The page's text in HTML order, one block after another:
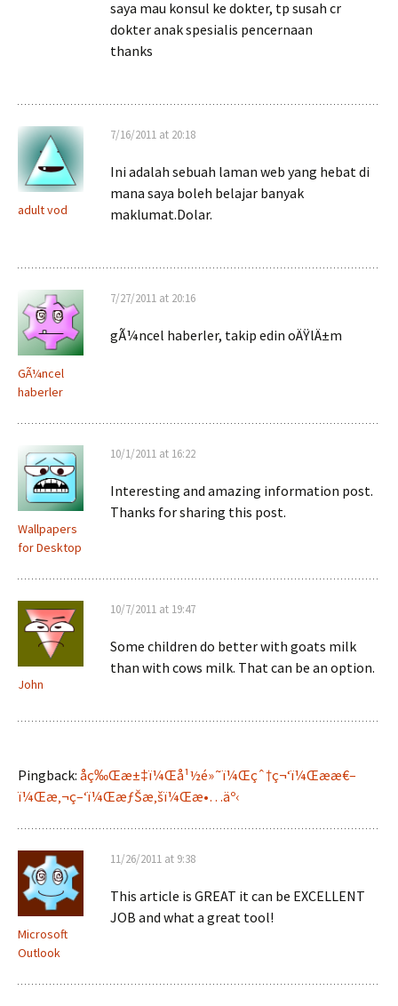
saya mau konsul ke dokter, tp susah cr
dokter anak spesialis pencernaan
thanks
adult vod
7/16/2011 at 20:18
Ini adalah sebuah laman web yang hebat di
mana saya boleh belajar banyak
maklumat.Dolar.
GÃ¼ncel
haberler
7/27/2011 at 20:16
gÃ¼ncel haberler, takip edin oÄŸlÄ±m
Wallpapers
for Desktop
10/1/2011 at 16:22
Interesting and amazing information post.
Thanks for sharing this post.
John
10/7/2011 at 19:47
Some children do better with goats milk
than with cows milk. That can be an option.
Pingback: åç‰Œæ±‡ï¼Œå¹½é»˜ï¼Œçˆ†ç¬‘ï¼Œææ€–
ï¼Œæ‚¬ç–‘ï¼ŒæƒŠæ‚šï¼Œæ•…äº‹
Microsoft
Outlook
11/26/2011 at 9:38
This article is GREAT it can be EXCELLENT
JOB and what a great tool!